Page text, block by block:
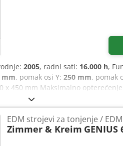
2005, radni sati: 16.000 h,
mm, pomak osi Y: 250 mm, pomak
x 450 mm Maksimalno
za 28 alata Integrirana C-os: 60
proizvodnje: 2005 Otprilike
EDM strojevi za tonjenje / EDM
Zimmer & Kreim GENIUS